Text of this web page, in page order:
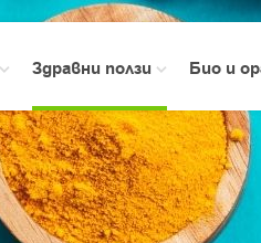
Здравни ползи Био и